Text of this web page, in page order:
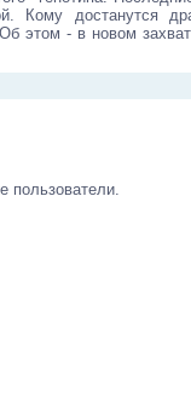
Кому достанутся
этом - в новом
пользователи.